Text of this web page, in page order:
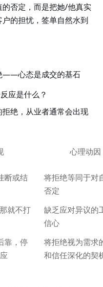
否定，而是把她/他真实
的担忧，签单自然水到
——心态是成交的基石
应是什么？
绝，从业者通常会出现
心理动因
断或结
将拒绝等同于对
否定
就不打
缺乏应对异议的
信心
靠，停
将拒绝视为需求
和信任深化的契